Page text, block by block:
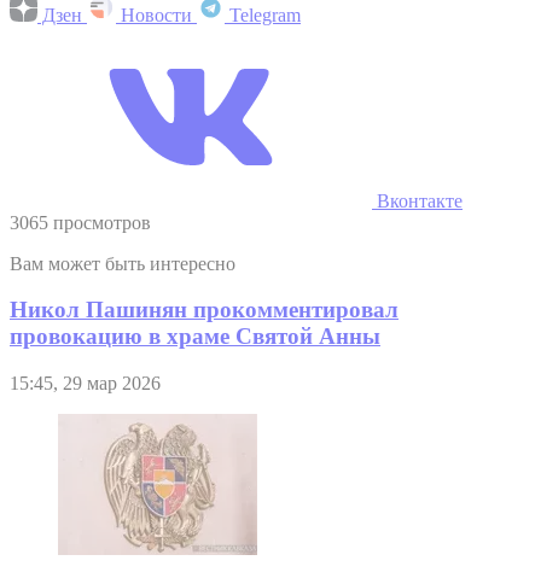
Дзен Новости Telegram
Вконтакте
3065 просмотров
Вам может быть интересно
Никол Пашинян прокомментировал
провокацию в храме Святой Анны
15:45, 29 мар 2026